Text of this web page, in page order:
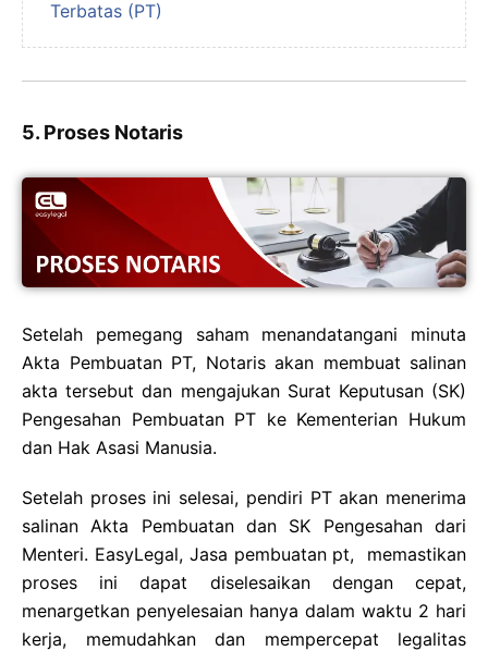
Terbatas (PT)
5. Proses Notaris
Setelah pemegang saham menandatangani minuta
Akta Pembuatan PT, Notaris akan membuat salinan
akta tersebut dan mengajukan Surat Keputusan (SK)
Pengesahan Pembuatan PT ke Kementerian Hukum
dan Hak Asasi Manusia.
Setelah proses ini selesai, pendiri PT akan menerima
salinan Akta Pembuatan dan SK Pengesahan dari
Menteri. EasyLegal, Jasa pembuatan pt, memastikan
proses ini dapat diselesaikan dengan cepat,
menargetkan penyelesaian hanya dalam waktu 2 hari
kerja, memudahkan dan mempercepat legalitas